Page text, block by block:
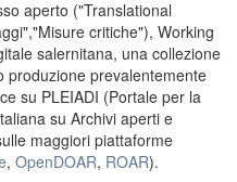
aperto ("Translational
critiche"), Working
salernitana, una collezione
produzione prevalentemente
su PLEIADI (Portale per la
su Archivi aperti e
maggiori piattaforme
, OpenDOAR, ROAR).